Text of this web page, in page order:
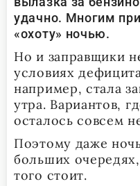
удачно. Многим
«охоту» ночью.
Но и заправщики
условиях
например, стала
утра. Вариантов,
осталось совсем
Поэтому даже
больших
того стоит.